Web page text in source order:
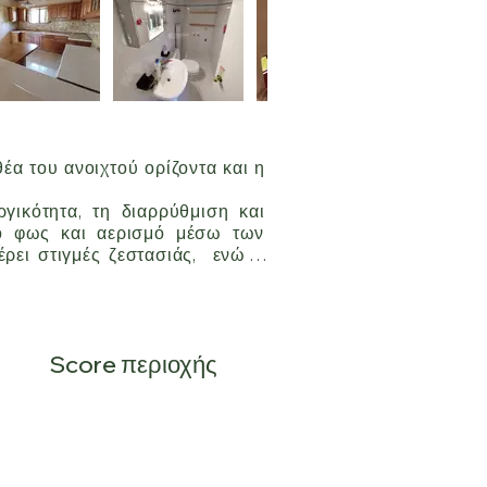
ανοιχτού ορίζοντα και η
τη διαρρύθμιση και
φως και αερισμό μέσω των
στιγμές ζεστασιάς,  ενώ η
- οριζόντια ιδιοκτησία),
Score περιοχής